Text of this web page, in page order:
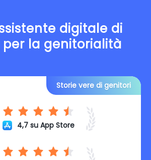
digitale di
la genitorialità
4,7 su App Store
Storie vere di genitori